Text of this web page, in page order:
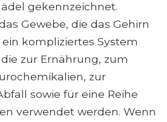
gekennzeichnet.
Gewebe, die das Gehirn
kompliziertes System
zur Ernährung, zum
zur
sowie für eine Reihe
verwendet werden. Wenn